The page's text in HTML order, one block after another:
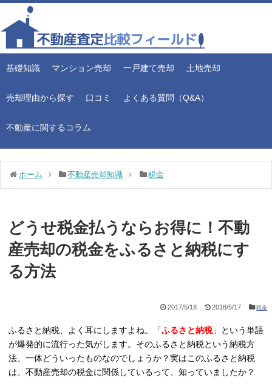
基礎知識 マンション売却 一戸建て売却 土地売却
売却理由から探す 口コミ よくある質問（Q&A）
不動産に関するコラム
ホーム 不動産売却知識 税金
どうせ税金払うならお得に！不動
産売却の税金をふるさと納税にす
る方法
2017/5/18 2018/5/17 税金
ふるさと納税、よく耳にしますよね。「ふるさと納税」という単語
が爆発的に流行った気がします。そのふるさと納税という納税方
法、一体どういったものなのでしょうか？実はこのふるさと納税
は、不動産売却の税金に関係しているって、知っていましたか？